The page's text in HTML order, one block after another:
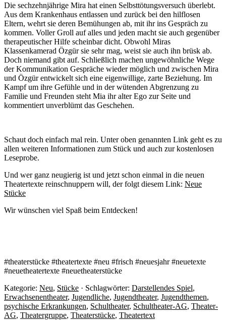
Die sechzehnjährige Mira hat einen Selbsttötungsversuch überlebt.
Aus dem Krankenhaus entlassen und zurück bei den hilflosen
Eltern, wehrt sie deren Bemühungen ab, mit ihr ins Gespräch zu
kommen. Voller Groll auf alles und jeden macht sie auch gegenüber
therapeutischer Hilfe scheinbar dicht. Obwohl Miras
Klassenkamerad Özgür sie sehr mag, weist sie auch ihn brüsk ab.
Doch niemand gibt auf. Schließlich machen ungewöhnliche Wege
der Kommunikation Gespräche wieder möglich und zwischen Mira
und Özgür entwickelt sich eine eigenwillige, zarte Beziehung. Im
Kampf um ihre Gefühle und in der wütenden Abgrenzung zu
Familie und Freunden steht Mia ihr alter Ego zur Seite und
kommentiert unverblümt das Geschehen.
Schaut doch einfach mal rein. Unter oben genannten Link geht es zu
allen weiteren Informationen zum Stück und auch zur kostenlosen
Leseprobe.
Und wer ganz neugierig ist und jetzt schon einmal in die neuen
Theatertexte reinschnuppern will, der folgt diesem Link: Neue
Stücke
Wir wünschen viel Spaß beim Entdecken!
#theaterstücke #theatertexte #neu #frisch #neuesjahr #neuetexte
#neuetheatertexte #neuetheaterstücke
Kategorie: Neu, Stücke · Schlagwörter: Darstellendes Spiel,
Erwachsenentheater, Jugendliche, Jugendtheater, Jugendthemen,
psychische Erkrankungen, Schultheater, Schultheater-AG, Theater-
AG, Theatergruppe, Theaterstücke, Theatertext